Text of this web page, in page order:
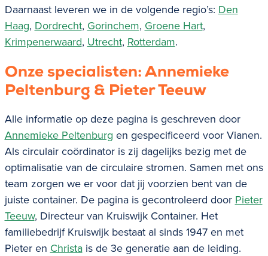
Daarnaast leveren we in de volgende regio’s: Den
Haag, Dordrecht, Gorinchem, Groene Hart,
Krimpenerwaard, Utrecht, Rotterdam.
Onze specialisten: Annemieke
Peltenburg & Pieter Teeuw
Alle informatie op deze pagina is geschreven door
Annemieke Peltenburg en gespecificeerd voor Vianen.
Als circulair coördinator is zij dagelijks bezig met de
optimalisatie van de circulaire stromen. Samen met ons
team zorgen we er voor dat jij voorzien bent van de
juiste container. De pagina is gecontroleerd door Pieter
Teeuw, Directeur van Kruiswijk Container. Het
familiebedrijf Kruiswijk bestaat al sinds 1947 en met
Pieter en Christais de 3e generatie aan de leiding.